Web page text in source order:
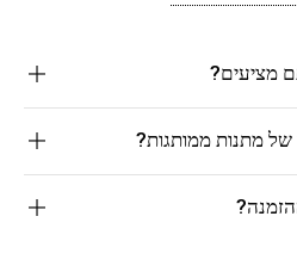
מציעים?
של מתנות ממותגות?